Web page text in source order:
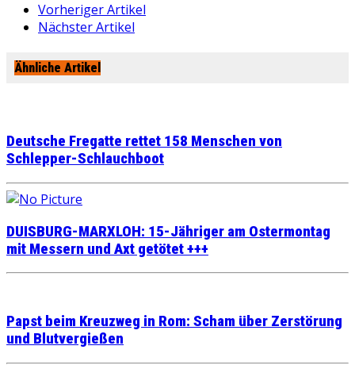
Vorheriger Artikel
Nächster Artikel
Ähnliche Artikel
Deutsche Fregatte rettet 158 Menschen von
Schlepper-Schlauchboot
DUISBURG-MARXLOH: 15-Jähriger am Ostermontag
mit Messern und Axt getötet +++
Papst beim Kreuzweg in Rom: Scham über Zerstörung
und Blutvergießen